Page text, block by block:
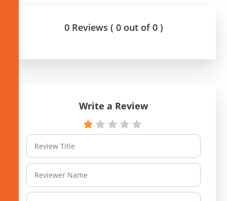
0 Reviews ( 0 out of 0 )
Write a Review